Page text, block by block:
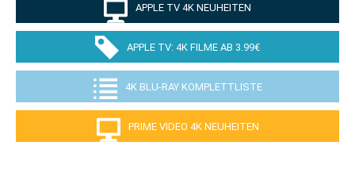
APPLE TV 4K NEUHEITEN
APPLE TV: 4K FILME AB 3.99€
4K BLU-RAY KOMPLETTLISTE
PRIME VIDEO 4K NEUHEITEN